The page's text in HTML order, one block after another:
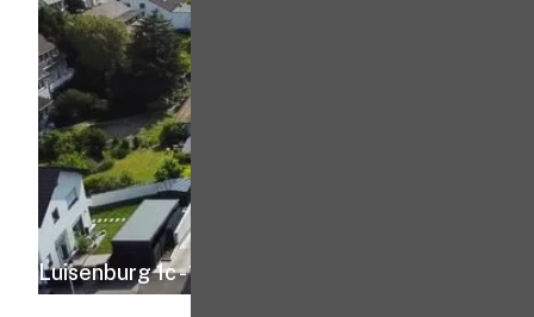
Luisenburg 1c - 1d